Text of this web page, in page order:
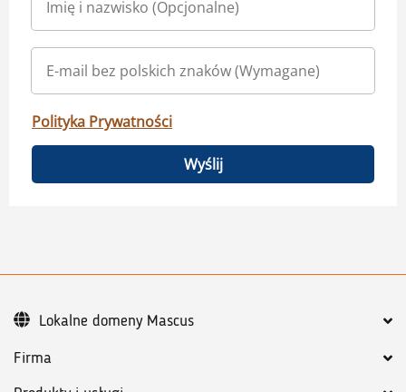
Polityka Prywatności
Wyślij
Firma
Lokalne domeny Mascus